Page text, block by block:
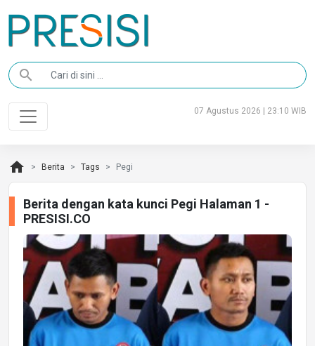
search
07 Agustus 2026 | 23:10 WIB
home Berita Tags Pegi
Berita dengan kata kunci Pegi Halaman 1 -
PRESISI.CO